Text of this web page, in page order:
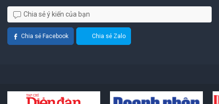
Chia sẻ ý kiến của bạn
Chia sẻ Facebook Chia sẻ Zalo